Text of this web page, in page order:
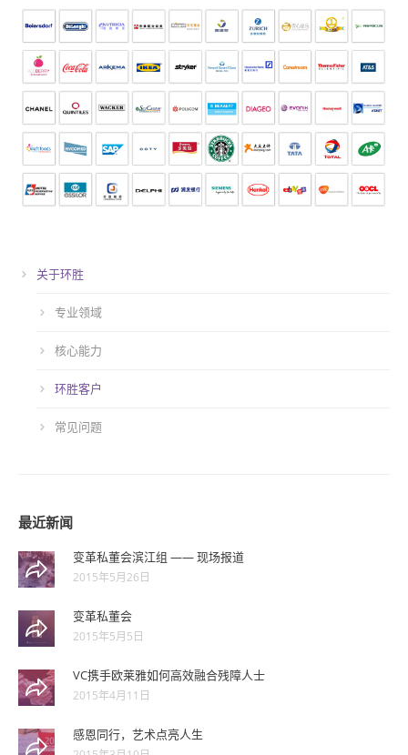
关于环胜
专业领域
核心能力
环胜客户
常见问题
最近新闻
变革私董会滨江组 —— 现场报道
2015年5月26日
变革私董会
2015年5月5日
VC携手欧莱雅如何高效融合残障人士
2015年4月11日
感恩同行，艺术点亮人生